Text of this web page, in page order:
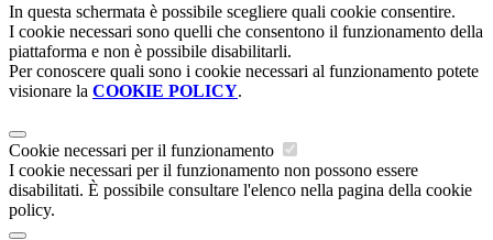
In questa schermata è possibile scegliere quali cookie consentire.
I cookie necessari sono quelli che consentono il funzionamento della
piattaforma e non è possibile disabilitarli.
Per conoscere quali sono i cookie necessari al funzionamento potete
visionare la COOKIE POLICY.
Cookie necessari per il funzionamento
I cookie necessari per il funzionamento non possono essere
disabilitati. È possibile consultare l'elenco nella pagina della cookie
policy.